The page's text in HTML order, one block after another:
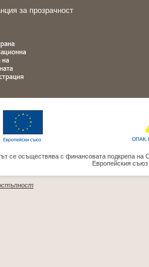
за прозрачност
се осъществява с финансовата подкрепа на
Европейския